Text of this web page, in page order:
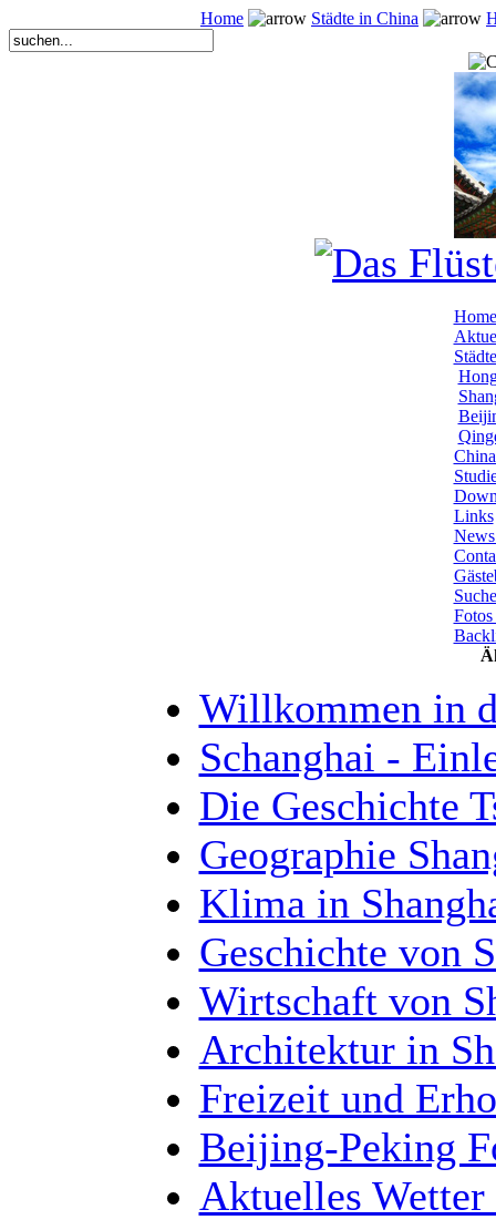
Home Städte in China
Home
Links
Willkommen in
Schanghai -
Die Geschichte
Geographie
Klima in
Geschichte von
Wirtschaft von
Architektur in
Freizeit und
Beijing-Peking
Aktuelles